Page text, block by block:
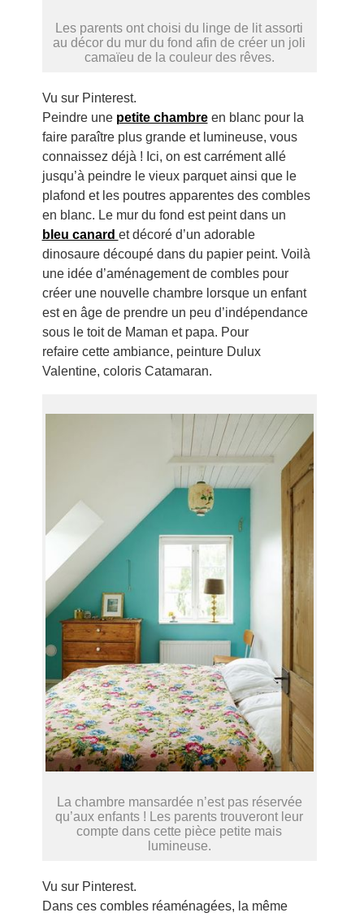
Les parents ont choisi du linge de lit assorti
au décor du mur du fond afin de créer un joli
camaïeu de la couleur des rêves.
Vu sur Pinterest.
Peindre une petite chambreen blanc pour la
faire paraître plus grande et lumineuse, vous
connaissez déjà ! Ici, on est carrément allé
jusqu’à peindre le vieux parquet ainsi que le
plafond et les poutres apparentes des combles
en blanc. Le mur du fond est peint dans un
bleu canard et décoré d’un adorable
dinosaure découpé dans du papier peint. Voilà
une idée d’aménagement de combles pour
créer une nouvelle chambre lorsque un enfant
est en âge de prendre un peu d’indépendance
sous le toit de Maman et papa. Pour
refaire cette ambiance, peinture Dulux
Valentine, coloris Catamaran.
La chambre mansardée n’est pas réservée
qu’aux enfants ! Les parents trouveront leur
compte dans cette pièce petite mais
lumineuse.
Vu sur Pinterest.
Dans ces combles réaménagées, la même